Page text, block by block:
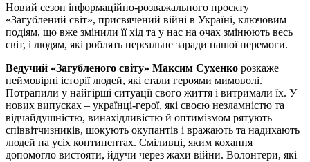
Новий сезон інформаційно-розважального проєкту
«Загублений світ», присвячений війні в Україні, ключовим
подіям, що вже змінили її хід та у нас на очах змінюють весь
світ, і людям, які роблять нереальне заради нашої перемоги.
Ведучий «Загубленого світу» Максим Сухенко розкаже
неймовірні історії людей, які стали героями мимоволі.
Потрапили у найгірші ситуації свого життя і витримали їх. У
нових випусках – українці-герої, які своєю незламністю та
відчайдушністю, винахідливістю й оптимізмом рятують
співвітчизників, шокують окупантів і вражають та надихають
людей на усіх континентах. Сміливці, яким кохання
допомогло вистояти, йдучи через жахи війни. Волонтери, які